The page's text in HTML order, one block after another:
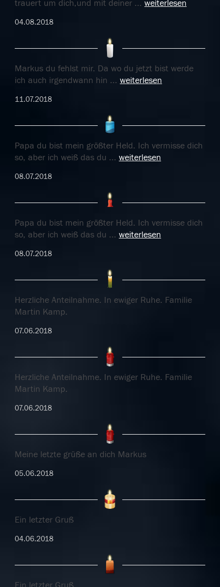
trauert um dich,und mit deiner ... weiterlesen
04.08.2018
Markus du fehlst mir. Da wo du jetzt bist werde
ich auch irgendwann hin ... weiterlesen
11.07.2018
Papa du bist mein größter Held. Ich vermisse dich
so, aber ich weiß das du ... weiterlesen
08.07.2018
Papa du bist mein größter Held. Ich vermisse dich
so, aber ich weiß das du ... weiterlesen
08.07.2018
Herzliche Anteilnahme. In ewiger Ruhe. Familie
Martin Kamp.
07.06.2018
Herzliche Anteilnahme. In ewiger Ruhe. Familie
Martin Kamp.
07.06.2018
Meine letzte grüße an dich Markus
05.06.2018
Ein letzter Gruß
04.06.2018